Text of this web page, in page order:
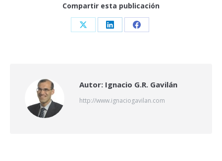
Compartir esta publicación
Share Share Share
Autor: Ignacio G.R. Gavilán
http://www.ignaciogavilan.com